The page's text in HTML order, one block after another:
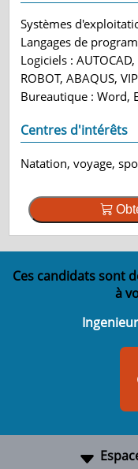
Systèmes
Langages de
Logiciels : AUTOCAD,
ROBOT, ABAQUS,
Bureautique : Word,
Centres d'intérêts
Natation, voyage,
Ces candidats sont
à